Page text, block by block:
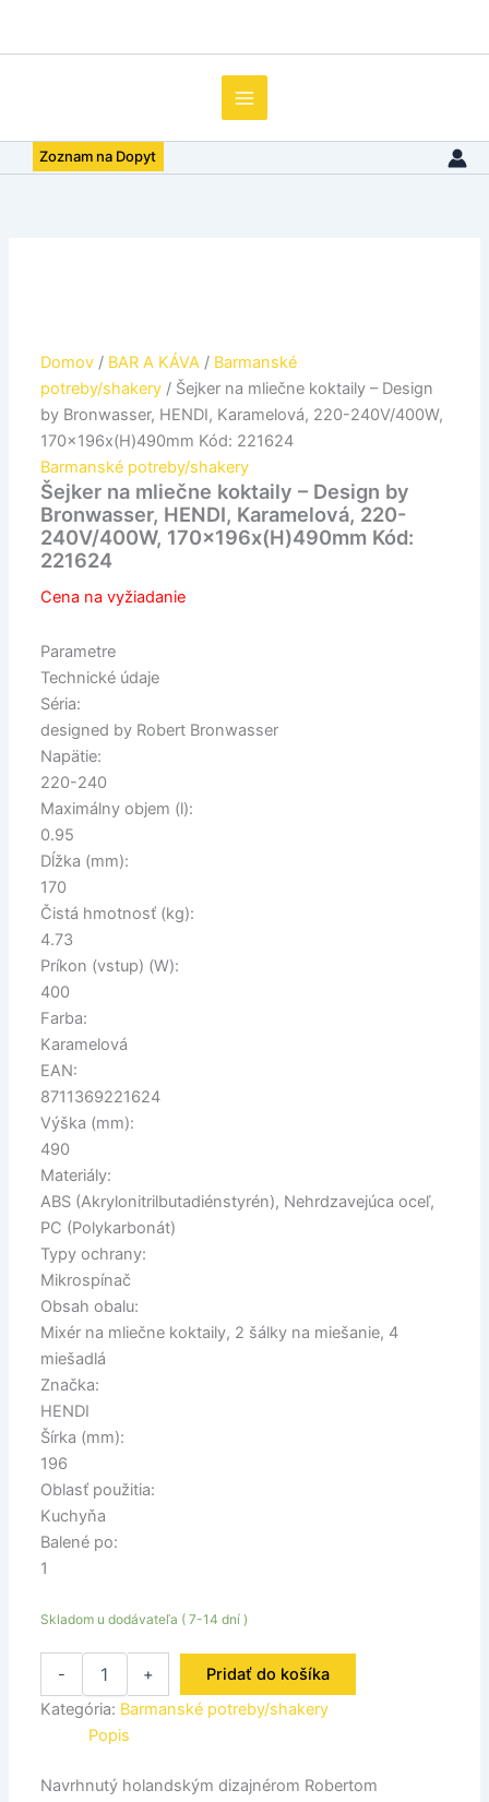
Zoznam na Dopyt
Domov / BAR A KÁVA / Barmanské
potreby/shakery / Šejker na mliečne koktaily – Design
by Bronwasser, HENDI, Karamelová, 220-240V/400W,
170x196x(H)490mm Kód: 221624
Barmanské potreby/shakery
Šejker na mliečne koktaily – Design by
Bronwasser, HENDI, Karamelová, 220-
240V/400W, 170x196x(H)490mm Kód:
221624
Cena na vyžiadanie
Parametre
Technické údaje
Séria:
designed by Robert Bronwasser
Napätie:
220-240
Maximálny objem (l):
0.95
Dĺžka (mm):
170
Čistá hmotnosť (kg):
4.73
Príkon (vstup) (W):
400
Farba:
Karamelová
EAN:
8711369221624
Výška (mm):
490
Materiály:
ABS (Akrylonitrilbutadiénstyrén), Nehrdzavejúca oceľ,
PC (Polykarbonát)
Typy ochrany:
Mikrospínač
Obsah obalu:
Mixér na mliečne koktaily, 2 šálky na miešanie, 4
miešadlá
Značka:
HENDI
Šírka (mm):
196
Oblasť použitia:
Kuchyňa
Balené po:
1
Skladom u dodávateľa ( 7-14 dní )
-
na
Design
by
+
Pridať do košíka
Kategória: Barmanské potreby/shakery
Popis
Navrhnutý holandským dizajnérom Robertom